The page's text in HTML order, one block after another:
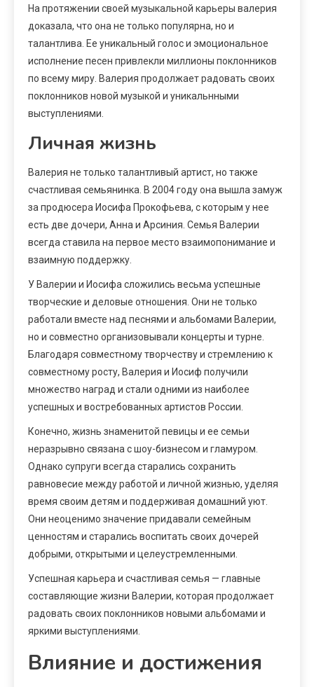
На протяжении своей музыкальной карьеры валерия
доказала, что она не только популярна, но и
талантлива. Ее уникальный голос и эмоциональное
исполнение песен привлекли миллионы поклонников
по всему миру. Валерия продолжает радовать своих
поклонников новой музыкой и уникальнными
выступлениями.
Личная жизнь
Валерия не только талантливый артист, но также
счастливая семьянинка. В 2004 году она вышла замуж
за продюсера Иосифа Прокофьева, с которым у нее
есть две дочери, Анна и Арсиния. Семья Валерии
всегда ставила на первое место взаимопонимание и
взаимную поддержку.
У Валерии и Иосифа сложились весьма успешные
творческие и деловые отношения. Они не только
работали вместе над песнями и альбомами Валерии,
но и совместно организовывали концерты и турне.
Благодаря совместному творчеству и стремлению к
совместному росту, Валерия и Иосиф получили
множество наград и стали одними из наиболее
успешных и востребованных артистов России.
Конечно, жизнь знаменитой певицы и ее семьи
неразрывно связана с шоу-бизнесом и гламуром.
Однако супруги всегда старались сохранить
равновесие между работой и личной жизнью, уделяя
время своим детям и поддерживая домашний уют.
Они неоценимо значение придавали семейным
ценностям и старались воспитать своих дочерей
добрыми, открытыми и целеустремленными.
Успешная карьера и счастливая семья — главные
составляющие жизни Валерии, которая продолжает
радовать своих поклонников новыми альбомами и
яркими выступлениями.
Влияние и достижения